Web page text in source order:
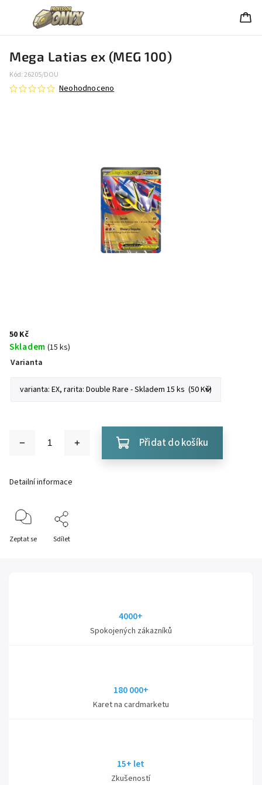
Mega Latias ex (MEG 100)
Kód:26205/DOU
Neohodnoceno
50 Kč
Skladem (15 ks)
Varianta
Přidat do košíku
Detailní informace
Zeptat se Sdílet
4000+
Spokojených zákazníků
180 000+
Karet na cardmarketu
15+ let
Zkušeností